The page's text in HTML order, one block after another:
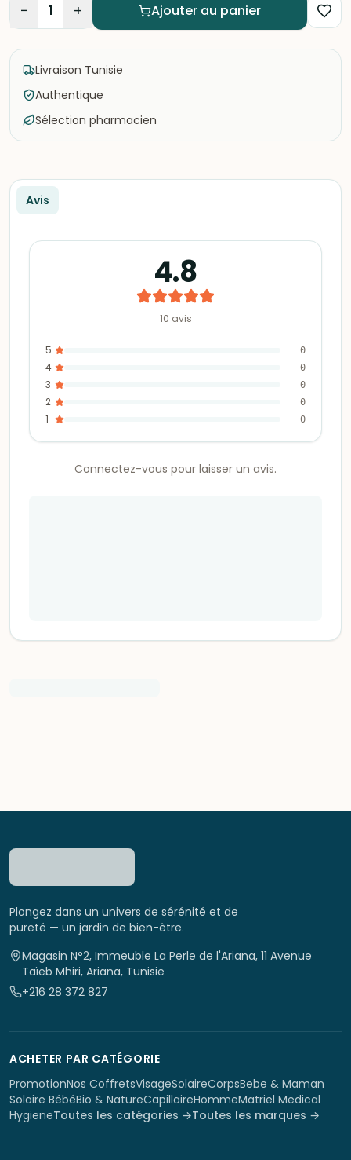
− 1 + Ajouter au panier
Livraison Tunisie
Authentique
Sélection pharmacien
Avis
4.8
10 avis
5 0
4 0
3 0
2 0
1 0
Connectez-vous pour laisser un avis.
Plongez dans un univers de sérénité et de
pureté — un jardin de bien-être.
Magasin N°2, Immeuble La Perle de l'Ariana, 11 Avenue
Taïeb Mhiri, Ariana, Tunisie
+216 28 372 827
ACHETER PAR CATÉGORIE
PromotionNos CoffretsVisageSolaireCorpsBebe & Maman
Solaire BébéBio & NatureCapillaireHommeMatriel Medical
HygieneToutes les catégories →Toutes les marques →